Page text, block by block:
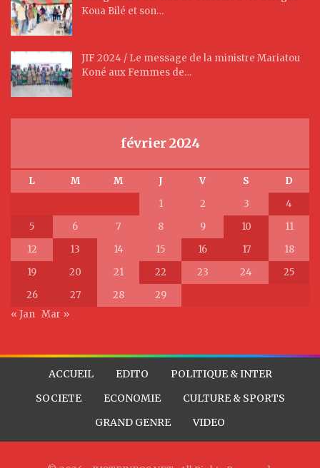
Koua Bilé et son…
JIF 2024 / Le message de la ministre Mariatou
Koné aux Femmes de…
février 2024
L M M J V S
D
1
2 3
4
5
6 7 8 9 10
11
12
13 14 15 16 17
18
19
20 21 22 23 24
25
26
27 28
29
« Jan Mar »
ACCUEIL EDITO
POLITIQUE & INTER
SOCIETE
ECONOMIE
CULTURE & SPORTS
GRAND GENRE
VIDEO